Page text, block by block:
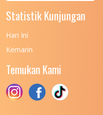
UNIVERSITAS
(UPN) VETERAN
UNIVERSITAS
(UPN) VETERAN
UNIVERSITAS
Statistik Kunjungan
Hari Ini
Kemarin
Temukan Kami